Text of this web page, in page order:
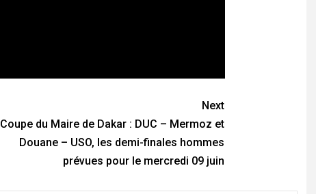
Next
Coupe du Maire de Dakar : DUC – Mermoz et
Douane – USO, les demi-finales hommes
prévues pour le mercredi 09 juin